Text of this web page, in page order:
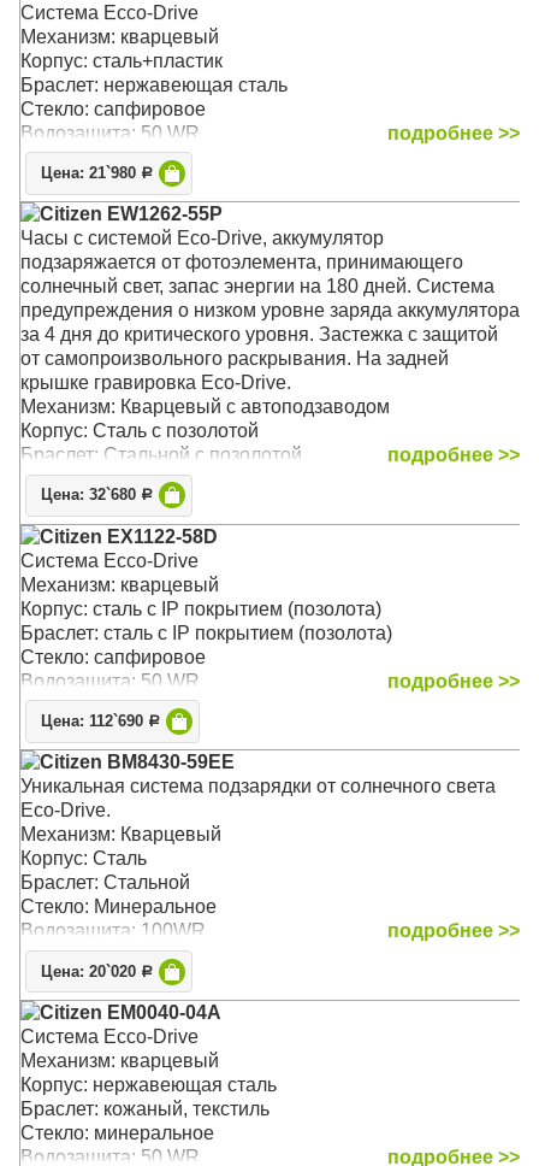
Система Ecco-Drive
Механизм: кварцевый
Корпус: сталь+пластик
Браслет: нержавеющая сталь
Стекло: сапфировое
Водозащита: 50 WR
подробнее >>
Цена: 21`980 Р
Citizen EW1262-55P
Часы с системой Eco-Drive, аккумулятор
подзаряжается от фотоэлемента, принимающего
солнечный свет, запас энергии на 180 дней. Система
предупреждения о низком уровне заряда аккумулятора
за 4 дня до критического уровня. Застежка с защитой
от самопроизвольного раскрывания. На задней
крышке гравировка Eco-Drive.
Механизм: Кварцевый с автоподзаводом
Корпус: Сталь с позолотой
Браслет: Стальной с позолотой
Стекло: Минеральное
Водозащита: 30WR
подробнее >>
Цена: 32`680 Р
Citizen EX1122-58D
Система Ecco-Drive
Механизм: кварцевый
Корпус: сталь с IP покрытием (позолота)
Браслет: сталь с IP покрытием (позолота)
Стекло: сапфировое
Водозащита: 50 WR
подробнее >>
Цена: 112`690 Р
Citizen BM8430-59EE
Уникальная система подзарядки от солнечного света
Eco-Drive.
Механизм: Кварцевый
Корпус: Сталь
Браслет: Стальной
Стекло: Минеральное
Водозащита: 100WR
подробнее >>
Цена: 20`020 Р
Citizen EM0040-04A
Система Ecco-Drive
Механизм: кварцевый
Корпус: нержавеющая сталь
Браслет: кожаный, текстиль
Стекло: минеральное
Водозащита: 50 WR
подробнее >>